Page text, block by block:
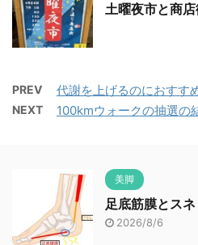
土曜夜市と商
PREV 代謝を上げるのにおすす
NEXT 100kmウォークの抽選の
美脚
足底筋膜とスネ
2026/8/6